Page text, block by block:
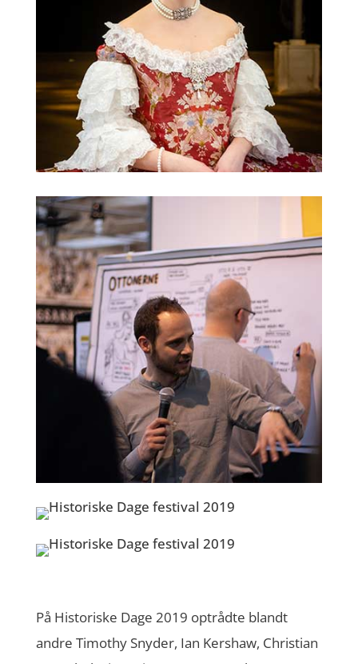
På Historiske Dage 2019 optrådte blandt
andre Timothy Snyder, Ian Kershaw, Christian